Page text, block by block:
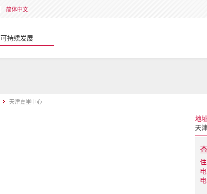
简体中文
可持续发展
天津嘉里中心
地
天